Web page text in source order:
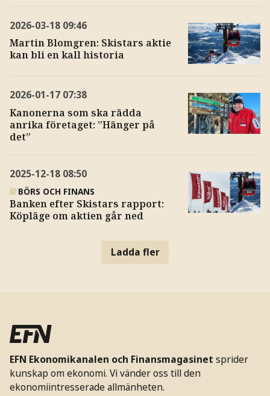
2026-03-18 09:46
Martin Blomgren: Skistars aktie
kan bli en kall historia
2026-01-17 07:38
Kanonerna som ska rädda
anrika företaget: ”Hänger på
det”
2025-12-18 08:50
BÖRS OCH FINANS
Banken efter Skistars rapport:
Köpläge om aktien går ned
Ladda fler
EFN Ekonomikanalen och Finansmagasinet sprider
kunskap om ekonomi. Vi vänder oss till den
ekonomiintresserade allmänheten.